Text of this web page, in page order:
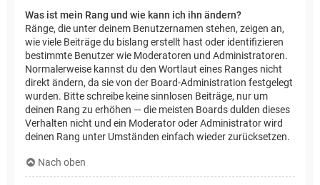
Was ist mein Rang und wie kann ich ihn ändern?
Ränge, die unter deinem Benutzernamen stehen, zeigen an,
wie viele Beiträge du bislang erstellt hast oder identifizieren
bestimmte Benutzer wie Moderatoren und Administratoren.
Normalerweise kannst du den Wortlaut eines Ranges nicht
direkt ändern, da sie von der Board-Administration festgelegt
wurden. Bitte schreibe keine sinnlosen Beiträge, nur um
deinen Rang zu erhöhen — die meisten Boards dulden dieses
Verhalten nicht und ein Moderator oder Administrator wird
deinen Rang unter Umständen einfach wieder zurücksetzen.
Nach oben